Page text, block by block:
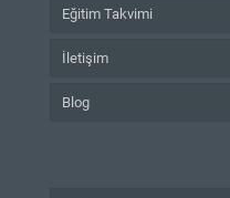
Eğitim Takvimi
İletişim
Blog